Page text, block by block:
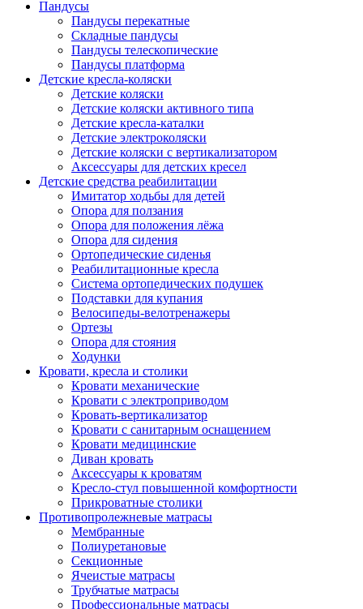
Пандусы
Пандусы перекатные
Складные пандусы
Пандусы телескопические
Пандусы платформа
Детские кресла-коляски
Детские коляски
Детские коляски активного типа
Детские кресла-каталки
Детские электроколяски
Детские коляски с вертикализатором
Аксессуары для детских кресел
Детские средства реабилитации
Имитатор ходьбы для детей
Опора для ползания
Опора для положения лёжа
Опора для сидения
Ортопедические сиденья
Реабилитационные кресла
Система ортопедических подушек
Подставки для купания
Велосипеды-велотренажеры
Ортезы
Опора для стояния
Ходунки
Кровати, кресла и столики
Кровати механические
Кровати с электроприводом
Кровать-вертикализатор
Кровати с санитарным оснащением
Кровати медицинские
Диван кровать
Аксессуары к кроватям
Кресло-стул повышенной комфортности
Прикроватные столики
Противопролежневые матрасы
Мембранные
Полиуретановые
Секционные
Ячеистые матрасы
Трубчатые матрасы
Профессиональные матрасы